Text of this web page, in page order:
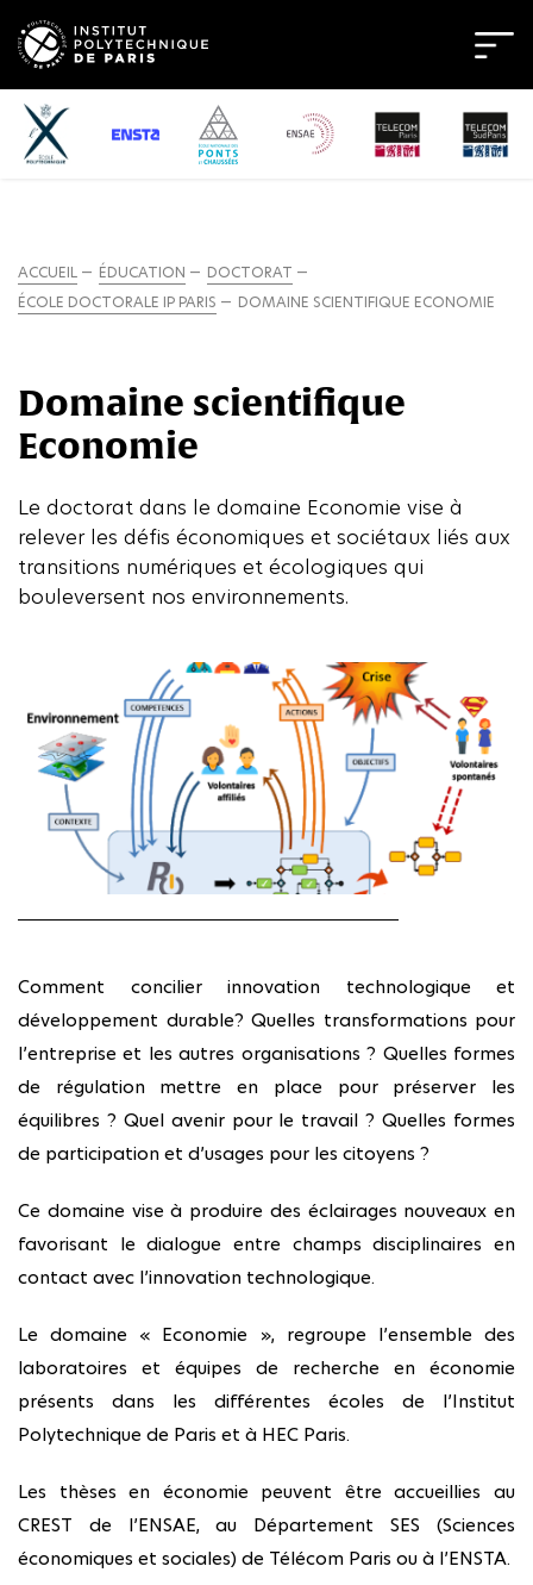
ACCUEIL ÉDUCATION
DOCTORAT
ÉCOLE DOCTORALE IP PARIS
DOMAINE SCIENTIFIQUE ECONOMIE
Domaine scientifique
Economie
Le doctorat dans le domaine Economie vise à
relever les défis économiques et sociétaux liés aux
transitions numériques et écologiques qui
bouleversent nos environnements.
Comment concilier innovation technologique et
développement durable? Quelles transformations pour
l’entreprise et les autres organisations ? Quelles formes
de régulation mettre en place pour préserver les
équilibres ? Quel avenir pour le travail ? Quelles formes
de participation et d’usages pour les citoyens ?
Ce domaine vise à produire des éclairages nouveaux en
favorisant le dialogue entre champs disciplinaires en
contact avec l’innovation technologique.
Le domaine « Economie », regroupe l’ensemble des
laboratoires et équipes de recherche en économie
présents dans les différentes écoles de l’Institut
Polytechnique de Paris et à HEC Paris.
Les thèses en économie peuvent être accueillies au
CREST de l’ENSAE, au Département SES (Sciences
économiques et sociales) de Télécom Paris ou à l’ENSTA.